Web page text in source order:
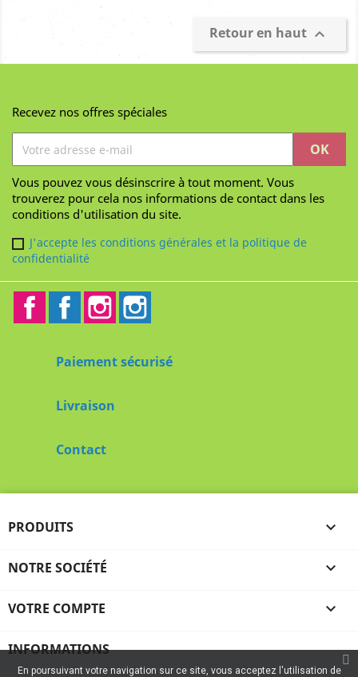
Retour en haut 
Recevez nos offres spéciales
Vous pouvez vous désinscrire à tout moment. Vous
trouverez pour cela nos informations de contact dans les
conditions d'utilisation du site.
J'accepte les conditions générales et la politique de
confidentialité
FacebookFacebook2Instagram
Paiement sécurisé
Livraison
Contact
PRODUITS 
NOTRE SOCIÉTÉ 
VOTRE COMPTE 
INFORMATIONS
En poursuivant votre navigation sur ce site, vous acceptez l'utilisation de